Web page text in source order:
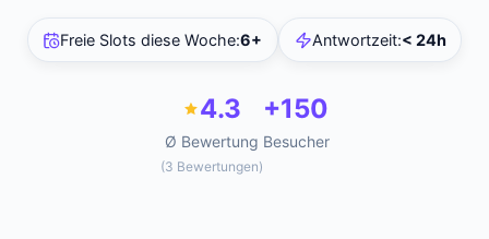
Freie Slots diese Woche:6+ Antwortzeit:< 24h
4.3
Ø Bewertung
(3 Bewertungen)
+150
Besucher